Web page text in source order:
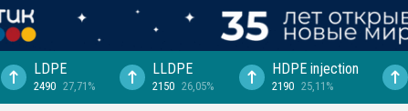
LDPE
2490 27,71%
LLDPE
2150 26,05%
HDPE injection
2190 25,11%